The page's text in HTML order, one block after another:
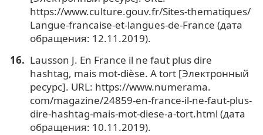
https://www.culture.gouv.fr/Sites-thematiques/
Langue-francaise-et-langues-de-France (дата
обращения: 12.11.2019).
Lausson J. En France il ne faut plus dire
hashtag, mais mot-dièse. A tort [Электронный
ресурс]. URL: https://www.numerama.
com/magazine/24859-en-france-il-ne-faut-plus-
dire-hashtag-mais-mot-diese-a-tort.html (дата
обращения: 10.11.2019).